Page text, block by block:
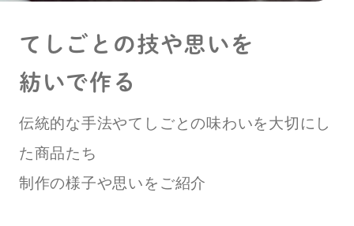
てしごとの技や思いを
紡いで作る
伝統的な手法やてしごとの味わいを 大切にし
た商品たち
制作の様子や思いをご紹介